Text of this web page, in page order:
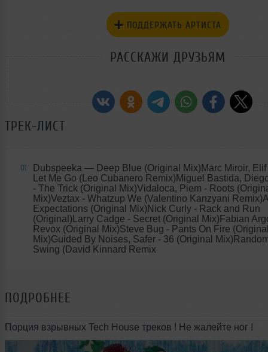
ПОДДЕРЖАТЬ АРТИСТА
РАССКАЖИ ДРУЗЬЯМ
ТРЕК-ЛИСТ
01 Dubspeeka — Deep Blue (Original Mix)Marc Miroir, Elif
Let Me Go (Leo Cubanero Remix)Miguel Bastida,
- The Trick (Original Mix)Vidaloca, Piem - Roots
Mix)Veztax - Whatzup We (Valentino Kanzyani
Expectations (Original Mix)Nick Curly - Rack and Run
(Original)Larry Cadge - Secret (Original Mix)Fabian
Revox (Original Mix)Steve Bug - Pants On Fire
Mix)Guided By Noises, Safer - 36 (Original
Swing (David Kinnard Remix
ПОДРОБНЕЕ
Порция взрывных Tech House треков ! Не жалейте ног !